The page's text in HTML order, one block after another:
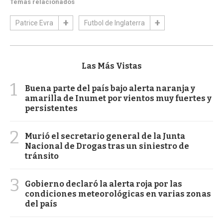
Temas relacionados
Patrice Evra Futbol de Inglaterra
Las Más Vistas
1
Buena parte del país bajo alerta naranja y
amarilla de Inumet por vientos muy fuertes y
persistentes
2
Murió el secretario general de la Junta
Nacional de Drogas tras un siniestro de
tránsito
3
Gobierno declaró la alerta roja por las
condiciones meteorológicas en varias zonas
del país